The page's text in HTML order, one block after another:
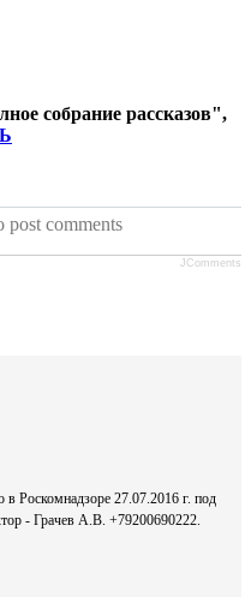
собрание рассказов",
post comments
JComments
Роскомнадзоре 27.07.2016 г. под
- Грачев А.В. +79200690222.